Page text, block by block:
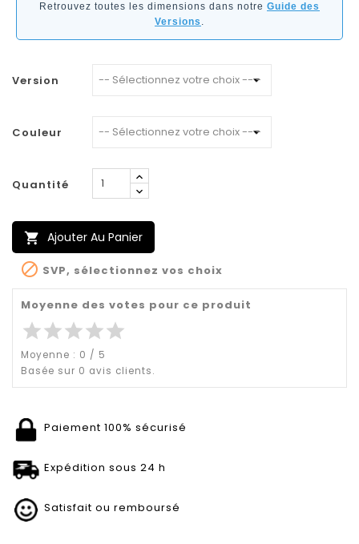
Retrouvez toutes les dimensions dans notre Guide des
Versions .
Version
Couleur
Quantité
 Ajouter Au Panier
 SVP, sélectionnez vos choix
Moyenne des votes pour ce produit
starstarstarstarstar
Moyenne : 0 / 5
Basée sur 0 avis clients.
Paiement 100% sécurisé
Expédition sous 24 h
Satisfait ou remboursé